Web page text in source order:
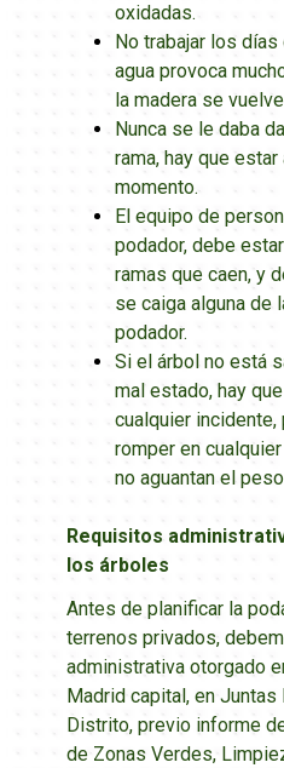
oxidadas.
No trabajar los días
agua provoca
la madera se
Nunca se le daba
rama, hay que
momento.
El equipo de
podador, debe
ramas que caen, y
se caiga alguna de
podador.
Si el árbol no está
mal estado, hay
cualquier
romper en
no aguantan el
Requisitos
los árboles
Antes de planificar la
terrenos privados,
administrativa otorgado
Madrid capital, en
Distrito, previo informe
de Zonas Verdes,